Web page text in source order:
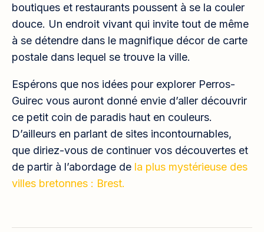
boutiques et restaurants poussent à se la couler
douce. Un endroit vivant qui invite tout de même
à se détendre dans le magnifique décor de carte
postale dans lequel se trouve la ville.
Espérons que nos idées pour explorer Perros-
Guirec vous auront donné envie d’aller découvrir
ce petit coin de paradis haut en couleurs.
D’ailleurs en parlant de sites incontournables,
que diriez-vous de continuer vos découvertes et
de partir à l’abordage de la plus mystérieuse des
villes bretonnes : Brest.